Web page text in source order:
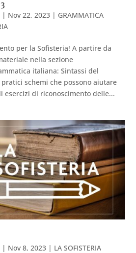
| Nov 22, 2023 | GRAMMATICA
per la Sofisteria! A partire da
nella sezione
italiana: Sintassi del
schemi che possono aiutare
esercizi di riconoscimento delle...
| Nov 8, 2023 | LA SOFISTERIA